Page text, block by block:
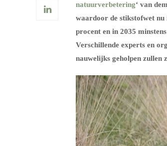
natuurverbetering‘ van
waardoor de stikstofwet nu
procent en in 2035
Verschillende experts en
nauwelijks geholpen zullen